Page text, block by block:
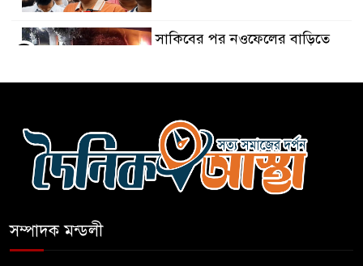
সাকিবের পর নওফেলের বাড়িতে
আহত-১০
৬
বন্যায় পাটগ্রামে সড়ক ভেঙে
সম্পাদক মন্ডলী